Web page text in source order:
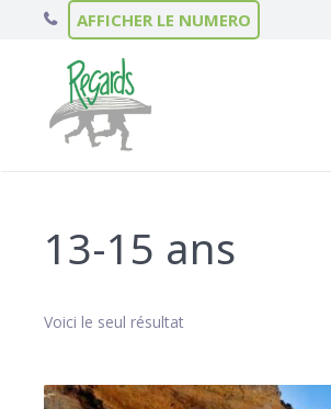
AFFICHER LE NUMERO
13-15 ans
Voici le seul résultat